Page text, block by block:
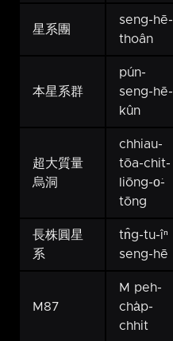
星系團
seng-hē-
thoân
本星系群
pún-
seng-hē-
kûn
超大質量
烏洞
chhiau-
tōa-chit-
liōng-o͘-
tōng
長株圓星
系
tn̂g-tu-îⁿ
seng-hē
M87
M peh-
cha̍p-
chhit